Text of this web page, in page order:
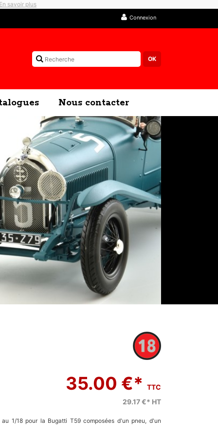
En savoir plus
Connexion
Nous contacter
35.00 €* TTC
29.17 €* HT
1/18 pour la Bugatti T59 composées d'un pneu, d'un